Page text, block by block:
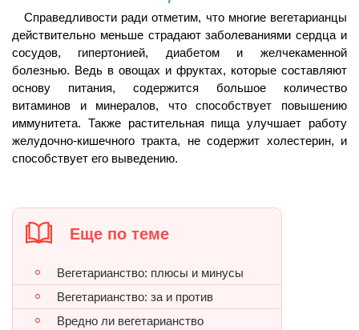
Справедливости ради отметим, что многие вегетарианцы
действительно меньше страдают заболеваниями сердца и
сосудов, гипертонией, диабетом и желчекаменной
болезнью. Ведь в овощах и фруктах, которые составляют
основу питания, содержится большое количество
витаминов и минералов, что способствует повышению
иммунитета. Также растительная пища улучшает работу
желудочно-кишечного тракта, не содержит холестерин, и
способствует его выведению.
Еще по теме
Вегетарианство: плюсы и минусы
Вегетарианство: за и против
Вредно ли вегетарианство